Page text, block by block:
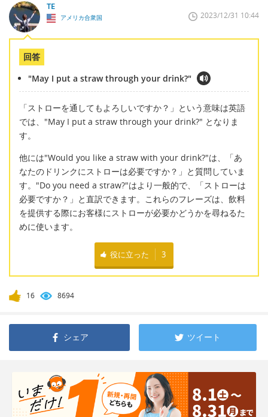
TE
アメリカ合衆国 2023/12/31 10:44
回答
"May I put a straw through your drink?"
「ストローを通してもよろしいですか？」という意味は英語
では、"May I put a straw through your drink?" となりま
す。
他には"Would you like a straw with your drink?"は、「あ
なたのドリンクにストローは必要ですか？」と質問していま
す。"Do you need a straw?"はより一般的で、「ストローは
必要ですか？」と直訳できます。これらのフレーズは、飲料
を提供する際にお客様にストローが必要かどうかを尋ねるた
めに使います。
役に立った 3
16 8694
シェア ツイート